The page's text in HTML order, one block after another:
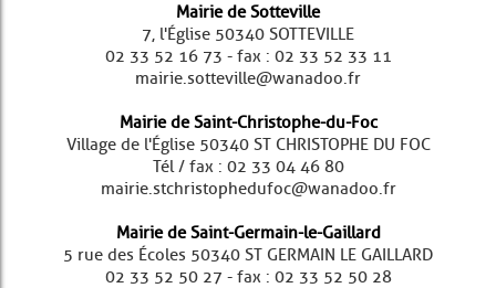
Mairie de Sotteville
7, l'Église 50340 SOTTEVILLE
02 33 52 16 73 - fax : 02 33 52 33 11
mairie.sotteville@wanadoo.fr
Mairie de Saint-Christophe-du-Foc
Village de l'Église 50340 ST CHRISTOPHE DU FOC
Tél / fax : 02 33 04 46 80
mairie.stchristophedufoc@wanadoo.fr
Mairie de Saint-Germain-le-Gaillard
5 rue des Écoles 50340 ST GERMAIN LE GAILLARD
02 33 52 50 27 - fax : 02 33 52 50 28